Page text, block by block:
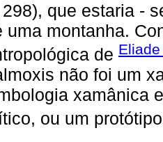
que estaria -
uma montanha.
de
não foi um
xamânica
ou um